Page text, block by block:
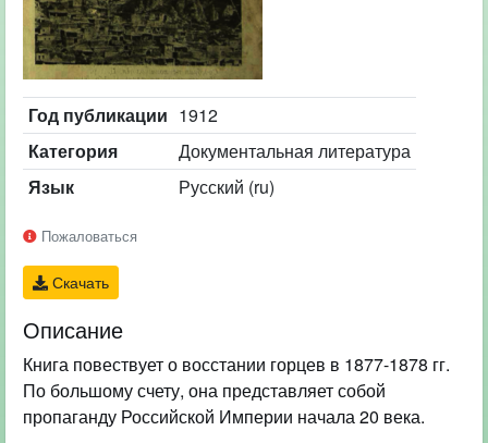
Год публикации 1912
Категория
Документальная литература
Язык
Русский (ru)
Пожаловаться
Скачать
Описание
Книга повествует о восстании горцев в 1877-1878 гг.
По большому счету, она представляет собой
пропаганду Российской Империи начала 20 века.